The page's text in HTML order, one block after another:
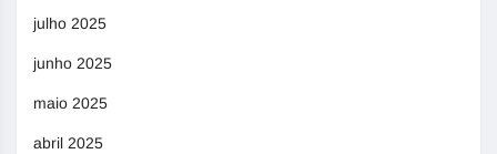
julho 2025
junho 2025
maio 2025
abril 2025